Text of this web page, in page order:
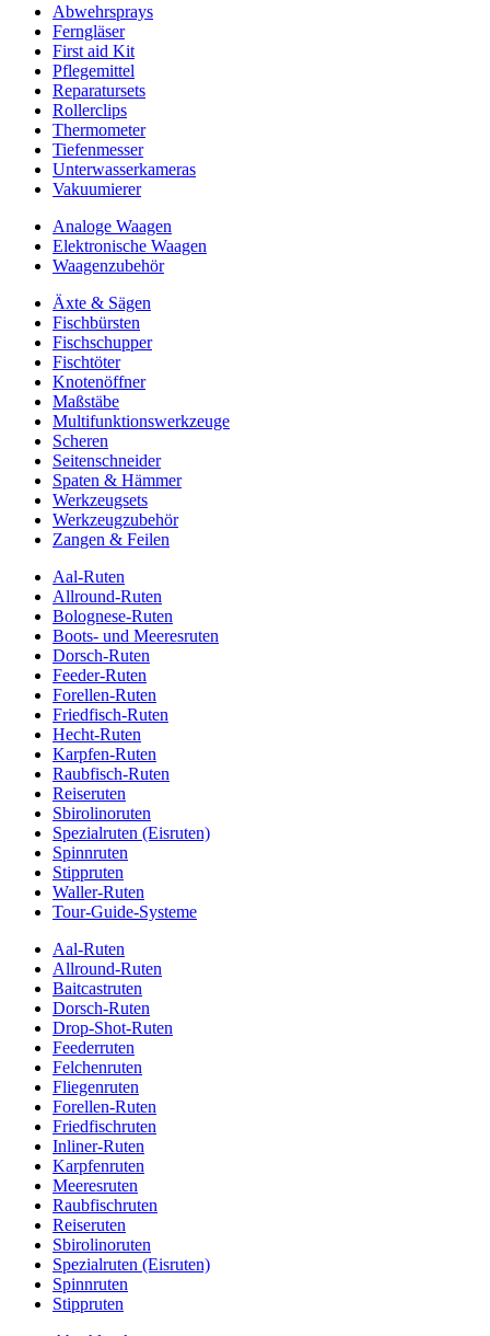
Abwehrsprays
Ferngläser
First aid Kit
Pflegemittel
Reparatursets
Rollerclips
Thermometer
Tiefenmesser
Unterwasserkameras
Vakuumierer
Analoge Waagen
Elektronische Waagen
Waagenzubehör
Äxte & Sägen
Fischbürsten
Fischschupper
Fischtöter
Knotenöffner
Maßstäbe
Multifunktionswerkzeuge
Scheren
Seitenschneider
Spaten & Hämmer
Werkzeugsets
Werkzeugzubehör
Zangen & Feilen
Aal-Ruten
Allround-Ruten
Bolognese-Ruten
Boots- und Meeresruten
Dorsch-Ruten
Feeder-Ruten
Forellen-Ruten
Friedfisch-Ruten
Hecht-Ruten
Karpfen-Ruten
Raubfisch-Ruten
Reiseruten
Sbirolinoruten
Spezialruten (Eisruten)
Spinnruten
Stippruten
Waller-Ruten
Tour-Guide-Systeme
Aal-Ruten
Allround-Ruten
Baitcastruten
Dorsch-Ruten
Drop-Shot-Ruten
Feederruten
Felchenruten
Fliegenruten
Forellen-Ruten
Friedfischruten
Inliner-Ruten
Karpfenruten
Meeresruten
Raubfischruten
Reiseruten
Sbirolinoruten
Spezialruten (Eisruten)
Spinnruten
Stippruten